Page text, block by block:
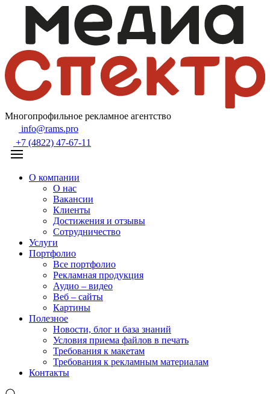
Многопрофильное рекламное агентство
info@rams.pro
+7 (4822) 47-67-11
О компании
О нас
Вакансии
Клиенты
Достижения и отзывы
Сотрудничество
Услуги
Портфолио
Все портфолио
Рекламная продукция
Аудио – видео
Веб – сайты
Картины
Полезное
Новости, блог и база знаний
Условия приема файлов в печать
Требования к макетам
Требования к рекламным материалам
Контакты